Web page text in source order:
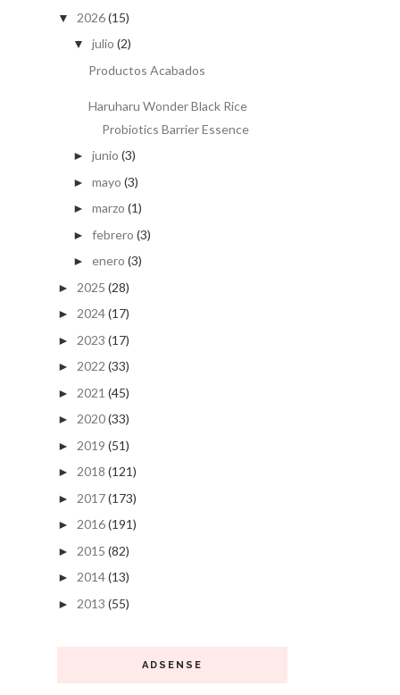
▼ 2026(15)
▼ julio (2)
Productos Acabados
Haruharu Wonder Black Rice
Probiotics Barrier Essence
► junio (3)
► mayo (3)
► marzo (1)
► febrero (3)
► enero (3)
► 2025 (28)
► 2024(17)
► 2023 (17)
► 2022 (33)
► 2021 (45)
► 2020(33)
► 2019 (51)
► 2018 (121)
► 2017(173)
► 2016(191)
► 2015 (82)
► 2014(13)
► 2013 (55)
ADSENSE